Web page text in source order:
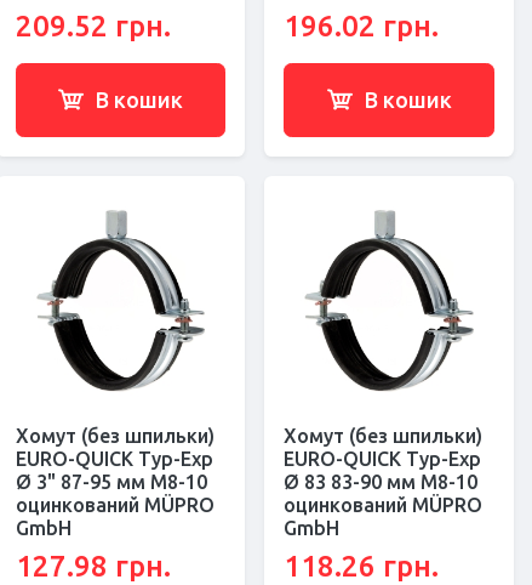
209.52 грн.
В кошик
196.02 грн.
В кошик
Хомут (без шпильки)
EURO-QUICK Typ-Exp
Ø 3" 87-95 мм M8-10
оцинкований MÜPRO
GmbH
127.98 грн.
Хомут (без шпильки)
EURO-QUICK Typ-Exp
Ø 83 83-90 мм M8-10
оцинкований MÜPRO
GmbH
118.26 грн.